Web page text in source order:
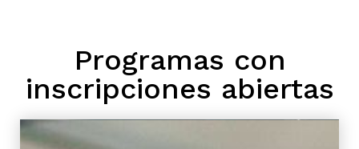
Programas con
inscripciones abiertas